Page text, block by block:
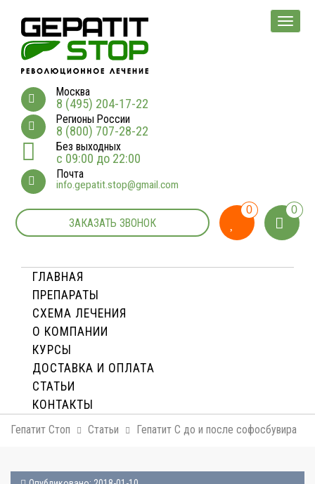
Москва
8 (495) 204-17-22
Регионы России
8 (800) 707-28-22
Без выходных
с 09:00 до 22:00
Почта
info.gepatit.stop@gmail.com
ЗАКАЗАТЬ ЗВОНОК
0 0
ГЛАВНАЯ
ПРЕПАРАТЫ
СХЕМА ЛЕЧЕНИЯ
О КОМПАНИИ
КУРСЫ
ДОСТАВКА И ОПЛАТA
СТАТЬИ
КОНТАКТЫ
Гепатит Стоп Статьи Гепатит С до и после софосбувира